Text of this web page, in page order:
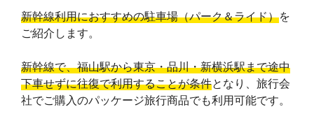
新幹線利用におすすめの駐車場（パーク＆ライド）を
ご紹介します。
新幹線で、福山駅から東京・品川・新横浜駅まで途中
下車せずに往復で利用することが条件となり、旅行会
社でご購入のパッケージ旅行商品でも利用可能です。